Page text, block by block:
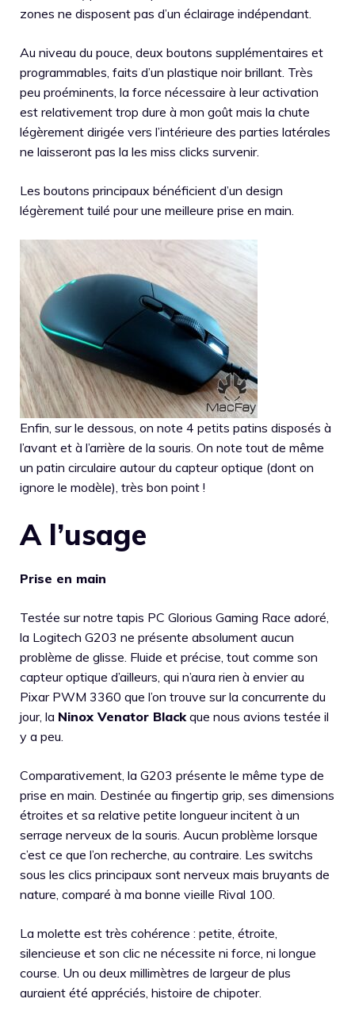
zones ne disposent pas d’un éclairage indépendant.
Au niveau du pouce, deux boutons supplémentaires et
programmables, faits d’un plastique noir brillant. Très
peu proéminents, la force nécessaire à leur activation
est relativement trop dure à mon goût mais la chute
légèrement dirigée vers l’intérieure des parties latérales
ne laisseront pas la les miss clicks survenir.
Les boutons principaux bénéficient d’un design
légèrement tuilé pour une meilleure prise en main.
Enfin, sur le dessous, on note 4 petits patins disposés à
l’avant et à l’arrière de la souris. On note tout de même
un patin circulaire autour du capteur optique (dont on
ignore le modèle), très bon point !
A l’usage
Prise en main
Testée sur notre tapis PC Glorious Gaming Race adoré,
la Logitech G203 ne présente absolument aucun
problème de glisse. Fluide et précise, tout comme son
capteur optique d’ailleurs, qui n’aura rien à envier au
Pixar PWM 3360 que l’on trouve sur la concurrente du
jour, la Ninox Venator Blackque nous avions testée il
y a peu.
Comparativement, la G203 présente le même type de
prise en main. Destinée au fingertip grip, ses dimensions
étroites et sa relative petite longueur incitent à un
serrage nerveux de la souris. Aucun problème lorsque
c’est ce que l’on recherche, au contraire. Les switchs
sous les clics principaux sont nerveux mais bruyants de
nature, comparé à ma bonne vieille Rival 100.
La molette est très cohérence : petite, étroite,
silencieuse et son clic ne nécessite ni force, ni longue
course. Un ou deux millimètres de largeur de plus
auraient été appréciés, histoire de chipoter.